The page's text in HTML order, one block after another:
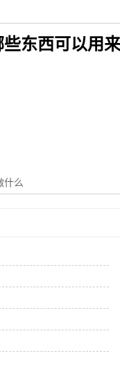
些东西可以用
什么